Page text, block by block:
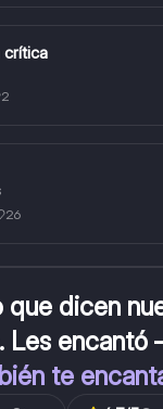
2
y Ciudadanas
26
que dicen
Les
te